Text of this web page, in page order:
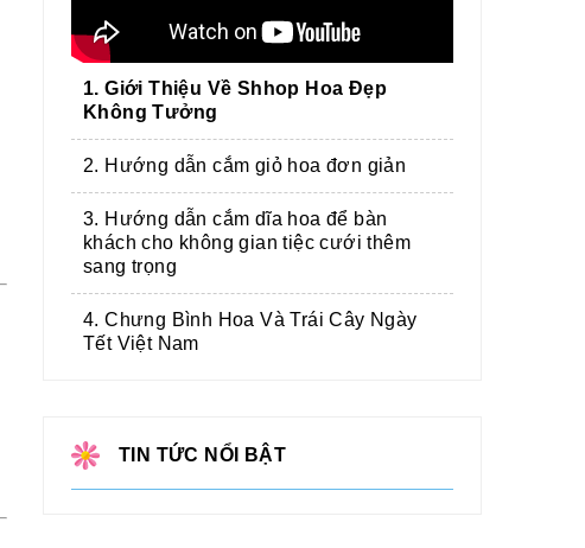
1. Giới Thiệu Về Shhop Hoa Đẹp
Không Tưởng
2. Hướng dẫn cắm giỏ hoa đơn giản
3. Hướng dẫn cắm dĩa hoa để bàn
khách cho không gian tiệc cưới thêm
sang trọng
4. Chưng Bình Hoa Và Trái Cây Ngày
Tết Việt Nam
TIN TỨC NỔI BẬT